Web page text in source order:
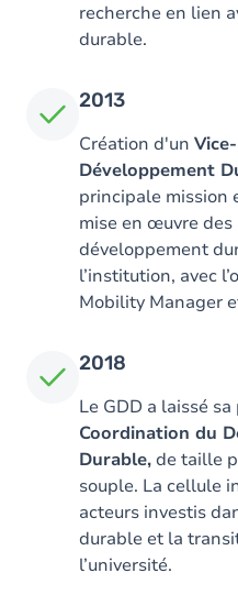
recherche en lien
durable.
2013
Création d'un
Développement
principale mission
mise en œuvre
développement
l’institution, avec
Mobility Manager
2018
Le GDD a laissé
Coordination du
Durable,de taille
souple. La cellule
acteurs investis
durable et la
l’université.